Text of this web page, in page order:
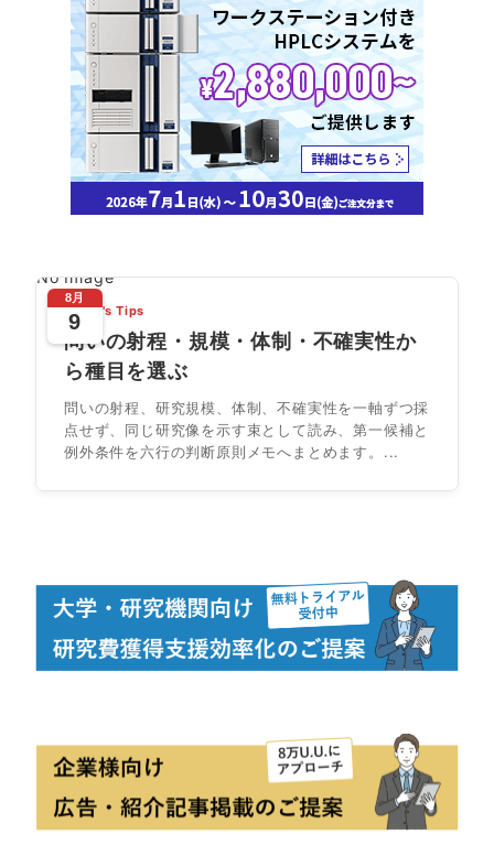
No Image
8月
9
Today's Tips
問いの射程・規模・体制・不確実性か
ら種目を選ぶ
問いの射程、研究規模、体制、不確実性を一軸ずつ採
点せず、同じ研究像を示す束として読み、第一候補と
例外条件を六行の判断原則メモへまとめます。...